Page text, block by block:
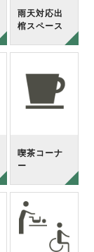
雨天対応出
棺スペース
喫茶コーナ
ー